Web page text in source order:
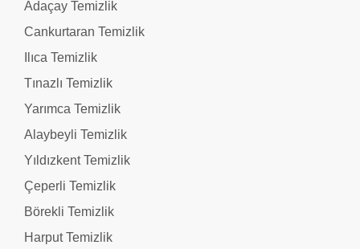
Adaçay Temizlik
Cankurtaran Temizlik
Ilıca Temizlik
Tınazlı Temizlik
Yarımca Temizlik
Alaybeyli Temizlik
Yıldızkent Temizlik
Çeperli Temizlik
Börekli Temizlik
Harput Temizlik